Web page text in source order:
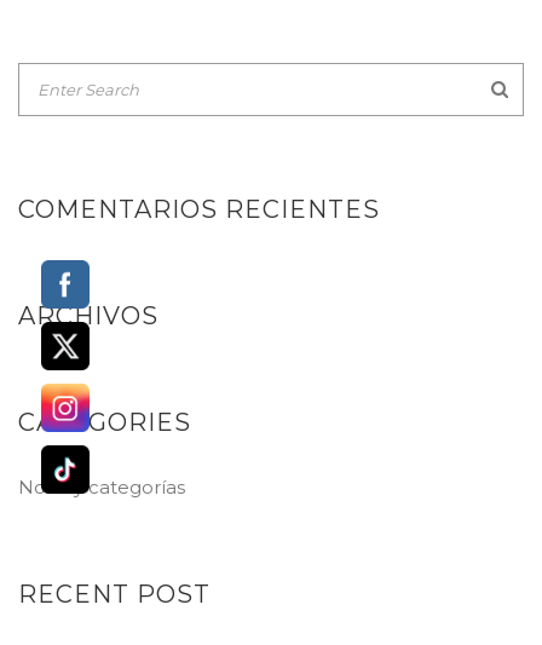
COMENTARIOS RECIENTES
ARCHIVOS
CATEGORIES
No hay categorías
RECENT POST